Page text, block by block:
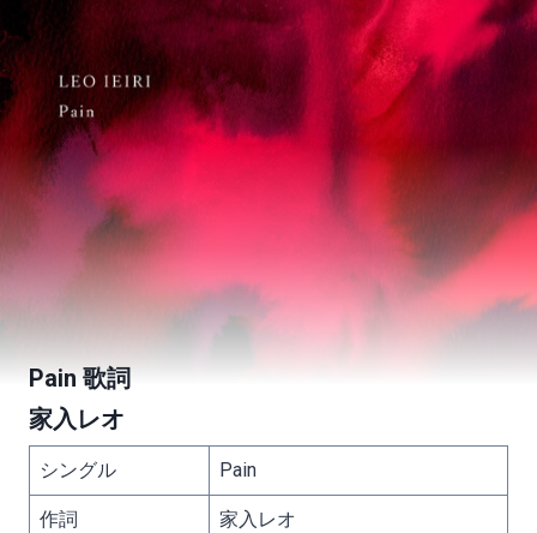
Pain 歌詞
家入レオ
シングル Pain
作詞 家入レオ